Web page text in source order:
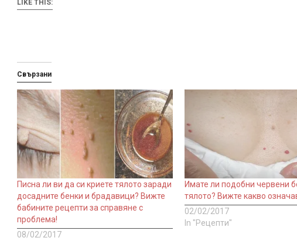
LIKE THIS:
Свързани
Писна ли ви да си криете тялото заради
досадните бенки и брадавици? Вижте
бабините рецепти за справяне с
проблема!
08/02/2017
Имате ли подобни червени
тялото? Вижте какво
02/02/2017
In "Рецепти"